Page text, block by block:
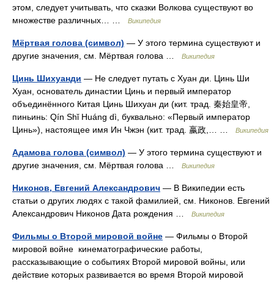
этом, следует учитывать, что сказки Волкова существуют во
множестве различных… …
Википедия
Мёртвая голова (символ) — У этого термина существуют и
другие значения, см. Мёртвая голова …
Википедия
Цинь Шихуанди — Не следует путать с Хуан ди. Цинь Ши
Хуан, основатель династии Цинь и первый император
объединённого Китая Цинь Шихуан ди (кит. трад. 秦始皇帝,
пиньинь: Qín Shǐ Huáng dì, буквально: «Первый император
Цинь»), настоящее имя Ин Чжэн (кит. трад. 嬴政,… …
Википедия
Адамова голова (символ) — У этого термина существуют и
другие значения, см. Мёртвая голова …
Википедия
Никонов, Евгений Александрович — В Википедии есть
статьи о других людях с такой фамилией, см. Никонов. Евгений
Александрович Никонов Дата рождения …
Википедия
Фильмы о Второй мировой войне — Фильмы о Второй
мировой войне кинематографические работы,
рассказывающие о событиях Второй мировой войны, или
действие которых развивается во время Второй мировой